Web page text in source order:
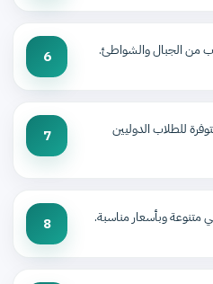
من الجبال والشواطئ. 6
للطلاب الدوليين
7
متنوعة وبأسعار مناسبة. 8